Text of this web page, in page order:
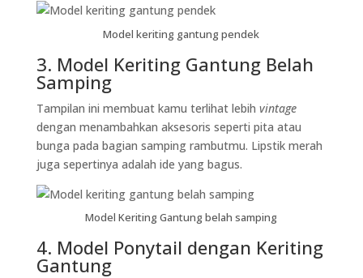
Model keriting gantung pendek
3. Model Keriting Gantung Belah
Samping
Tampilan ini membuat kamu terlihat lebih vintage
dengan menambahkan aksesoris seperti pita atau
bunga pada bagian samping rambutmu. Lipstik merah
juga sepertinya adalah ide yang bagus.
Model Keriting Gantung belah samping
4. Model Ponytail dengan Keriting
Gantung